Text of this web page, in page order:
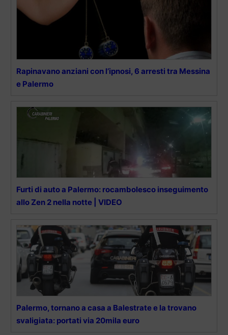
Rapinavano anziani con l’ipnosi, 6 arresti tra Messina
e Palermo
Furti di auto a Palermo: rocambolesco inseguimento
allo Zen 2 nella notte | VIDEO
Palermo, tornano a casa a Balestrate e la trovano
svaligiata: portati via 20mila euro